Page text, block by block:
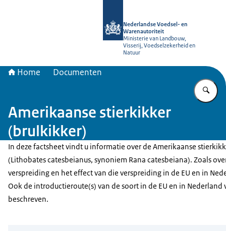
Nederlandse Voedsel- en
Warenautoriteit
Ministerie van Landbouw,
Visserij, Voedselzekerheid en
Natuur
Home Documenten
Amerikaanse stierkikker
(brulkikker)
In deze factsheet vindt u informatie over de Amerikaanse
(Lithobates catesbeianus, synoniem Rana catesbeiana). Zoals
verspreiding en het effect van die verspreiding in de EU en in
Ook de introductieroute(s) van de soort in de EU en in Nederland
beschreven.